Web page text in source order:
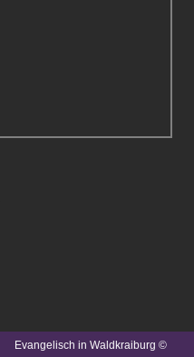
Evangelisch in Waldkraiburg ©